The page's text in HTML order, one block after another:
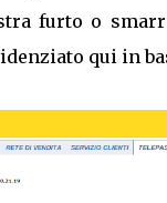
furto o
qui in